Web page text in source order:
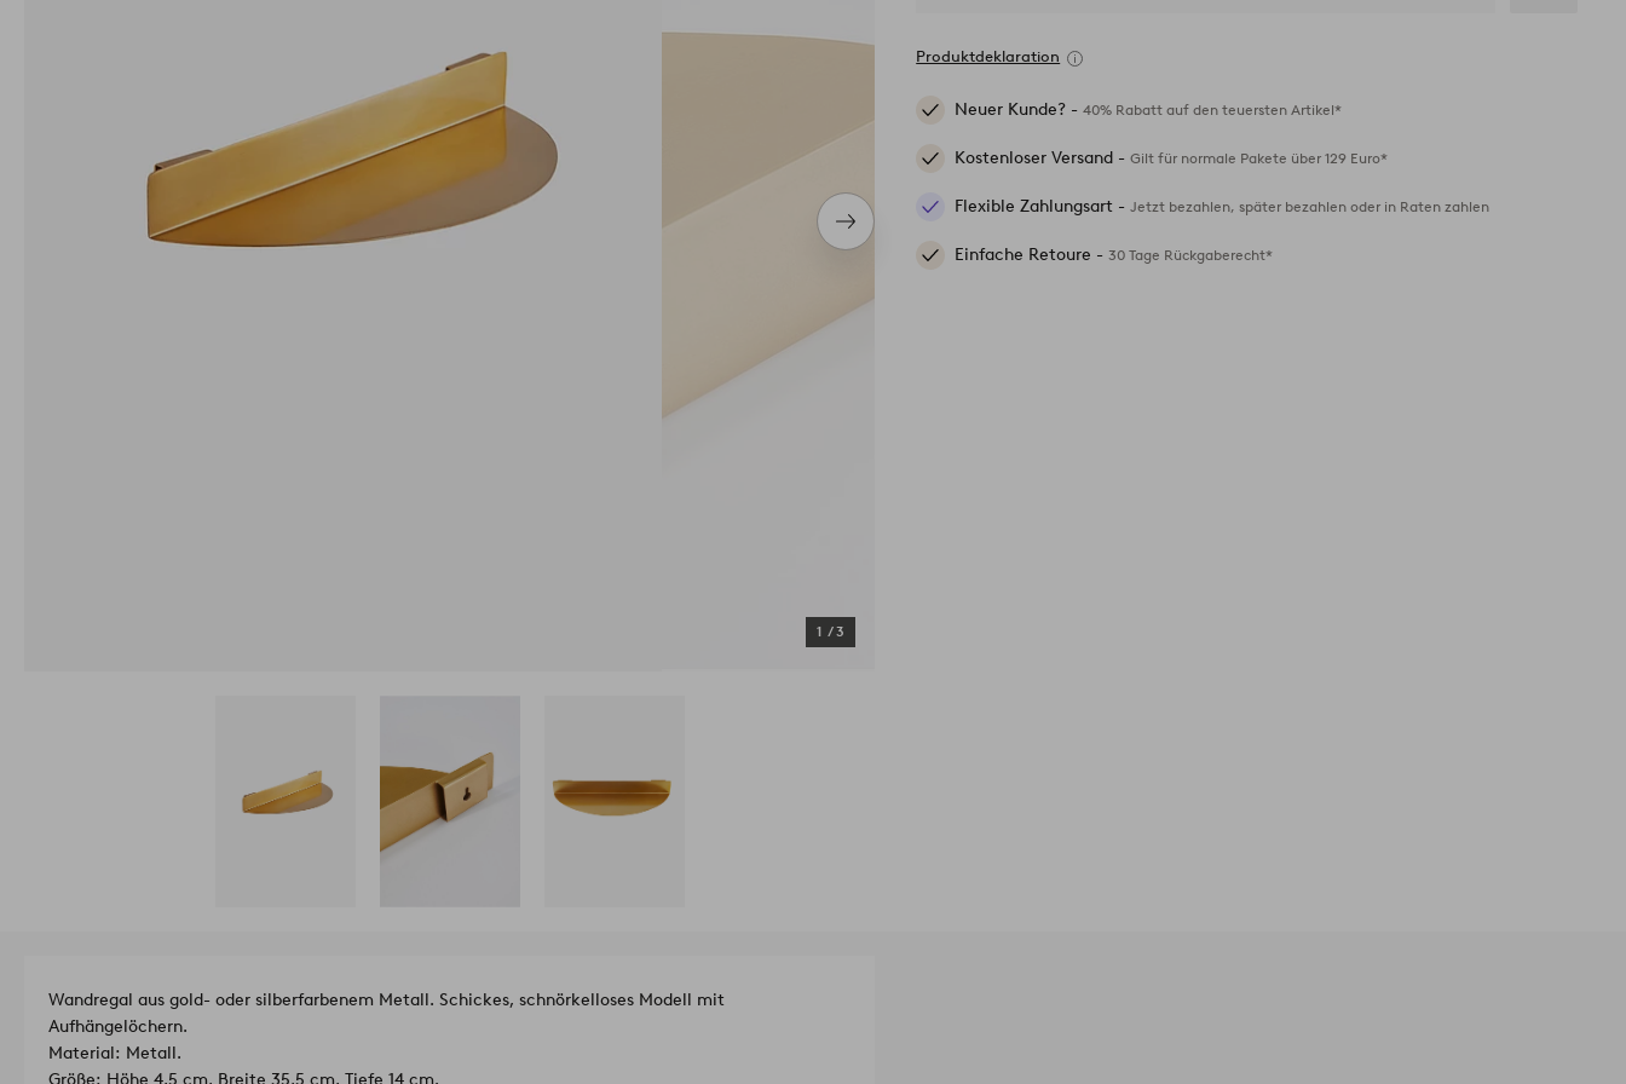
Nächstes
Produkt
1 /3
Produktdeklaration
Neuer Kunde? -40% Rabatt auf den teuersten Artikel*
Kostenloser Versand -Gilt für normale Pakete über 129 Euro*
Flexible Zahlungsart -Jetzt bezahlen, später bezahlen oder in Raten zahlen
Einfache Retoure -30 Tage Rückgaberecht*
Wandregal aus gold- oder silberfarbenem Metall. Schickes, schnörkelloses Modell mit
Aufhängelöchern.
Material: Metall.
Größe: Höhe 4,5 cm, Breite 35,5 cm, Tiefe 14 cm.